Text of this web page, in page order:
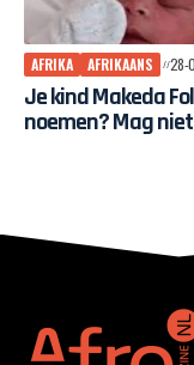
AFRIKA AFRIKAANS 28-
Je kind Makeda
noemen? Mag